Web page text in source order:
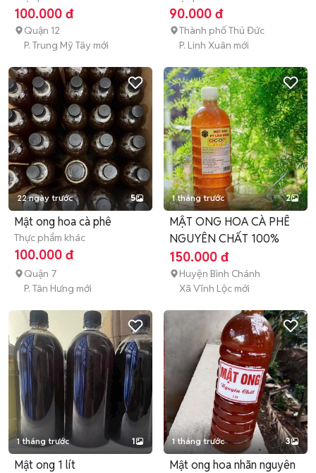
100.000 đ
Quận 12
P. Trung Mỹ Tây mới
90.000 đ
Thành phố Thủ Đức
P. Linh Xuân mới
22 ngày trước 5
Mật ong hoa cà phê
Thực phẩm khác
100.000 đ
Quận 7
P. Tân Hưng mới
1 tháng trước 2
MẬT ONG HOA CÀ PHÊ
NGUYÊN CHẤT 100%
150.000 đ
Huyện Bình Chánh
Xã Vĩnh Lộc mới
1 tháng trước 1
Mật ong 1 lít
1 tháng trước 3
Mật ong hoa nhãn nguyên